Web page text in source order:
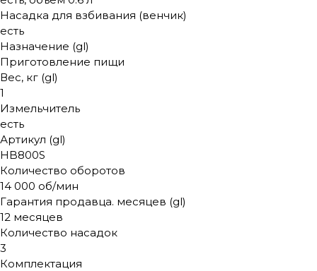
Насадка для взбивания (венчик)
есть
Назначение (gl)
Приготовление пищи
Вес, кг (gl)
1
Измельчитель
есть
Артикул (gl)
HB800S
Количество оборотов
14 000 об/мин
Гарантия продавца. месяцев (gl)
12 месяцев
Количество насадок
3
Комплектация